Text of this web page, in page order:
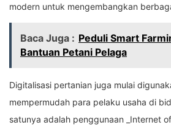
modern untuk mengembangkan
Baca Juga : Peduli Smart
Bantuan Petani Pelaga
Digitalisasi pertanian juga mulai
mempermudah para pelaku usaha di
satunya adalah penggunaan _Internet